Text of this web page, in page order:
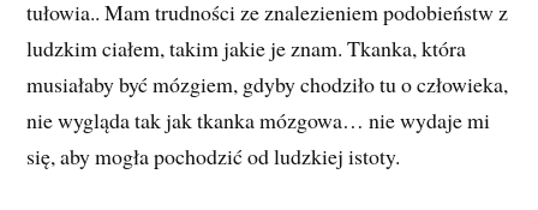
tułowia.. Mam trudności ze znalezieniem podobieństw z
ludzkim ciałem, takim jakie je znam. Tkanka, która
musiałaby być mózgiem, gdyby chodziło tu o człowieka,
nie wygląda tak jak tkanka mózgowa… nie wydaje mi
się, aby mogła pochodzić od ludzkiej istoty.